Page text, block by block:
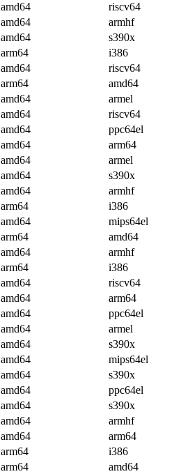
amd64
riscv64
amd64
armhf
amd64
s390x
arm64
i386
amd64
riscv64
arm64
amd64
amd64
armel
amd64
riscv64
amd64
ppc64el
amd64
arm64
amd64
armel
amd64
s390x
amd64
armhf
arm64
i386
amd64
mips64el
arm64
amd64
amd64
armhf
arm64
i386
amd64
riscv64
amd64
arm64
amd64
ppc64el
amd64
armel
amd64
s390x
amd64
mips64el
amd64
s390x
amd64
ppc64el
amd64
s390x
amd64
armhf
amd64
arm64
arm64
i386
arm64
amd64